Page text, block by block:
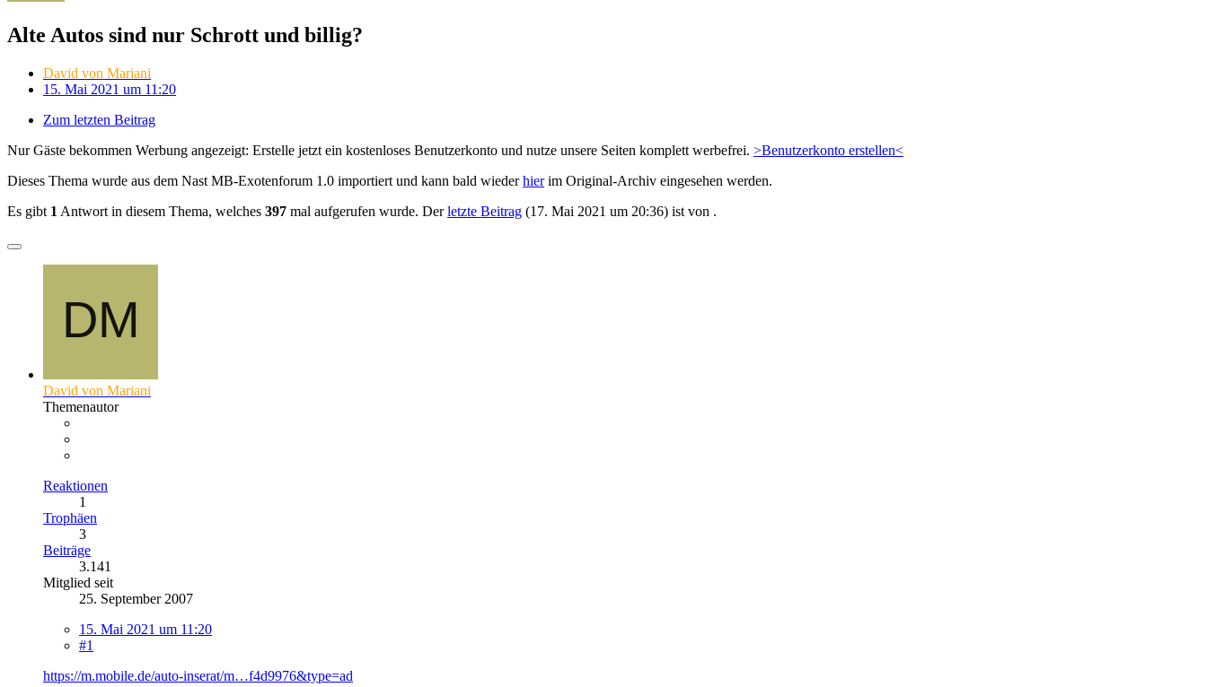
Alte Autos sind nur Schrott und billig?
David von Mariani
15. Mai 2021 um 11:20
Zum letzten Beitrag
Nur Gäste bekommen Werbung angezeigt: Erstelle jetzt ein kostenloses Benutzerkonto und nutze unsere Seiten komplett werbefrei. >Benutzerkonto erstellen<
Dieses Thema wurde aus dem Nast MB-Exotenforum 1.0 importiert und kann bald wiederhierim Original-Archiv eingesehen werden.
Es gibt 1 Antwort in diesem Thema, welches 397 mal aufgerufen wurde. Derletzte Beitrag (17. Mai 2021 um 20:36) ist von .
David von Mariani
Themenautor
Reaktionen
1
Trophäen
3
Beiträge
3.141
Mitglied seit
25. September 2007
15. Mai 2021 um 11:20
#1
https://m.mobile.de/auto-inserat/m…f4d9976&type=ad